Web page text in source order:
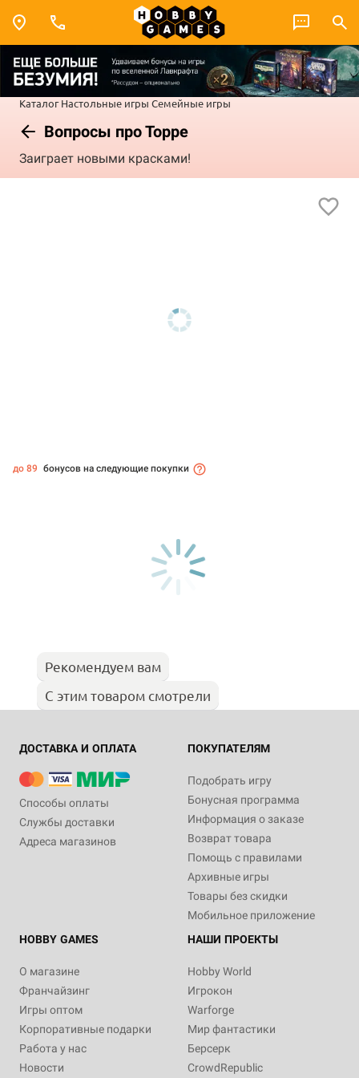
Каталог Настольные игры Семейные игры
Вопросы про Торре
Заиграет новыми красками!
до 89 бонусов на следующие покупки
Рекомендуем вам
С этим товаром смотрели
ДОСТАВКА И ОПЛАТА
Способы оплаты
Службы доставки
Адреса магазинов
ПОКУПАТЕЛЯМ
Подобрать игру
Бонусная программа
Информация о заказе
Возврат товара
Помощь с правилами
Архивные игры
Товары без скидки
Мобильное приложение
HOBBY GAMES
О магазине
Франчайзинг
Игры оптом
Корпоративные подарки
Работа у нас
Новости
НАШИ ПРОЕКТЫ
Hobby World
Игрокон
Warforge
Мир фантастики
Берсерк
CrowdRepublic